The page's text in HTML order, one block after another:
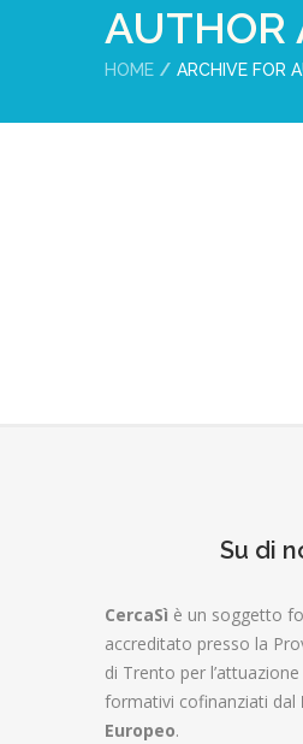
AUTHOR
HOME ARCHIVE FOR
Su di
CercaSì è un soggetto
accreditato presso la
di Trento per
formativi cofinanziati dal
Europeo.